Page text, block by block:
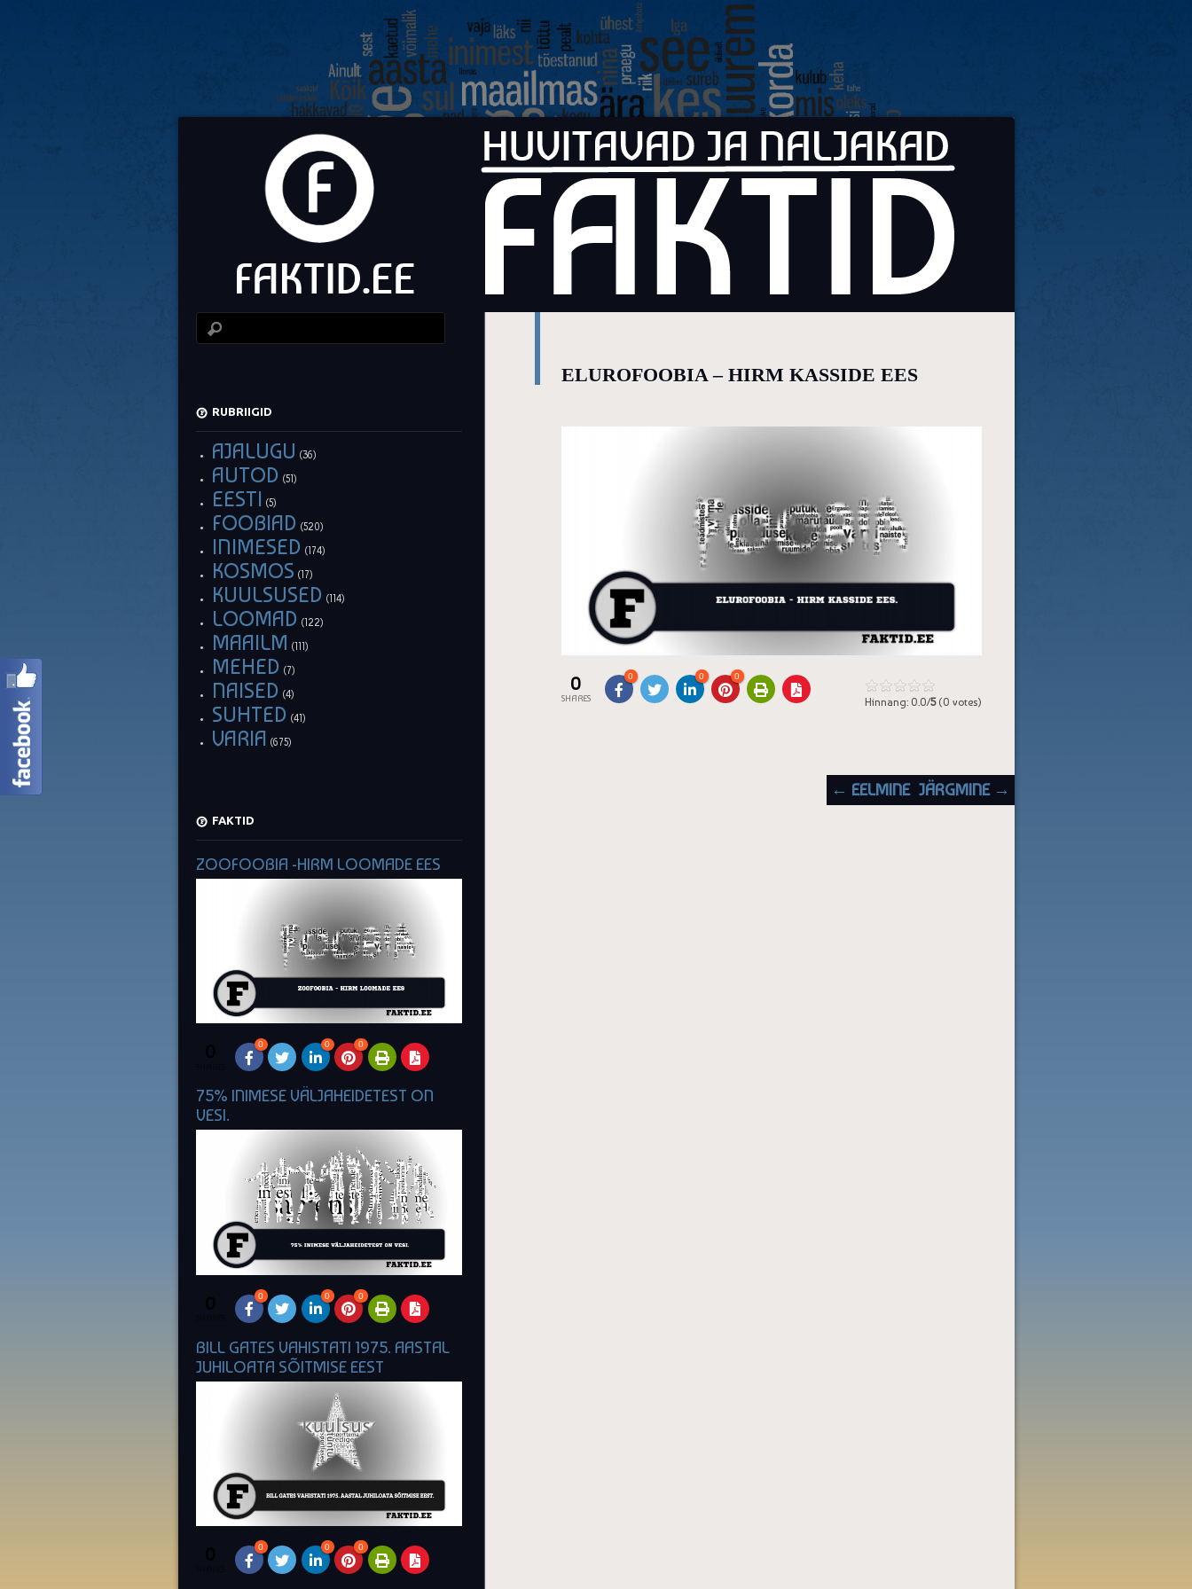
Faktid
Huvitavad ja naljakad faktid elust
ELUROFOOBIA – HIRM KASSIDE EES
Hinnang: 0.0/5(0 votes)
0
SHARES
0 0 0
POST NAVIGATION
← EELMINE JÄRGMINE →
RUBRIIGID
AJALUGU (36)
AUTOD (51)
EESTI (5)
FOOBIAD (520)
INIMESED (174)
KOSMOS (17)
KUULSUSED (114)
LOOMAD (122)
MAAILM (111)
MEHED (7)
NAISED (4)
SUHTED (41)
VARIA (675)
FAKTID
ZOOFOOBIA -HIRM LOOMADE EES
0 0 0 0
75% INIMESE VÄLJAHEIDETEST ON
VESI.
0 0 0 0
BILL GATES VAHISTATI 1975. AASTAL
JUHILOATA SÕITMISE EEST
0 0 0 0